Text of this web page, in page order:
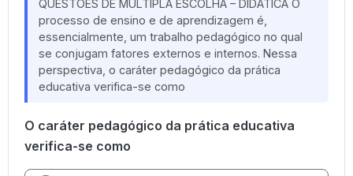
QUESTÕES DE MÚLTIPLA ESCOLHA – DIDÁTICA O
processo de ensino e de aprendizagem é,
essencialmente, um trabalho pedagógico no qual
se conjugam fatores externos e internos. Nessa
perspectiva, o caráter pedagógico da prática
educativa verifica-se como
O caráter pedagógico da prática educativa
verifica-se como